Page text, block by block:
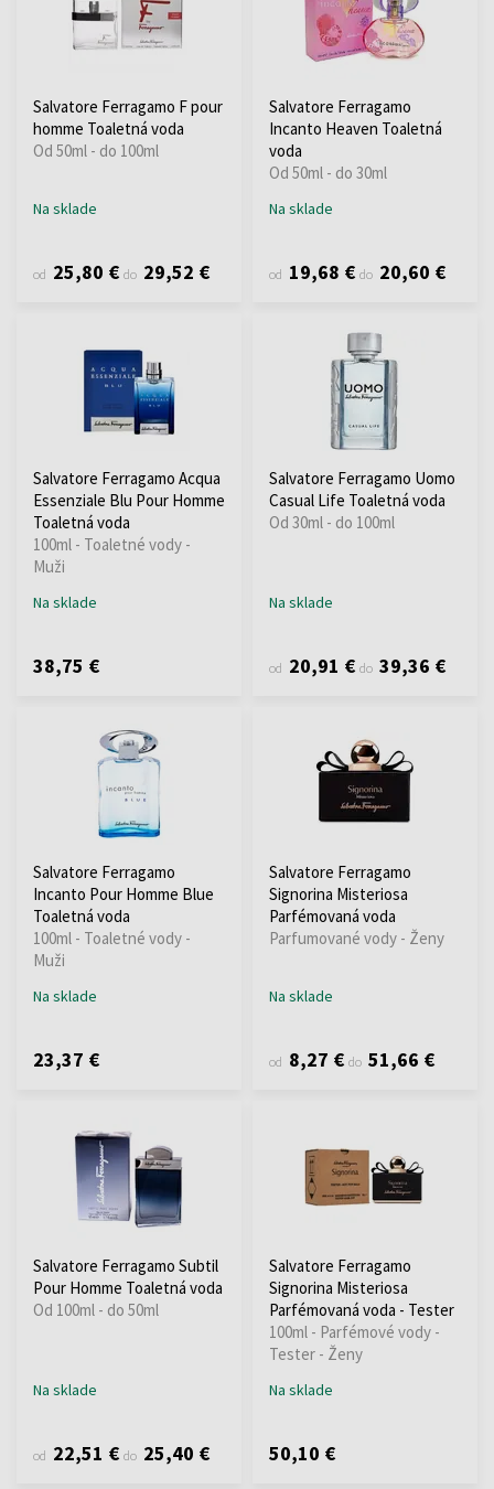
Salvatore Ferragamo F pour
homme Toaletná voda
Od 50ml - do 100ml
Na sklade
od 25,80 € do 29,52 €
Salvatore Ferragamo
Incanto Heaven Toaletná
voda
Od 50ml - do 30ml
Na sklade
od 19,68 € do 20,60 €
Salvatore Ferragamo Acqua
Essenziale Blu Pour Homme
Toaletná voda
100ml - Toaletné vody -
Muži
Na sklade
38,75 €
Salvatore Ferragamo Uomo
Casual Life Toaletná voda
Od 30ml - do 100ml
Na sklade
od 20,91 € do 39,36 €
Salvatore Ferragamo
Incanto Pour Homme Blue
Toaletná voda
100ml - Toaletné vody -
Muži
Na sklade
23,37 €
Salvatore Ferragamo
Signorina Misteriosa
Parfémovaná voda
Parfumované vody - Ženy
Na sklade
od 8,27 € do 51,66 €
Salvatore Ferragamo Subtil
Pour Homme Toaletná voda
Od 100ml - do 50ml
Na sklade
od 22,51 € do 25,40 €
Salvatore Ferragamo
Signorina Misteriosa
Parfémovaná voda - Tester
100ml - Parfémové vody -
Tester - Ženy
Na sklade
50,10 €